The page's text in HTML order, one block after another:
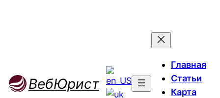
ВебЮрист
Главная
Статьи
Карта